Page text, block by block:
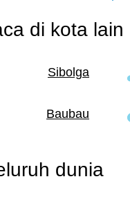
di kota lain
Sibolga
Baubau
dunia